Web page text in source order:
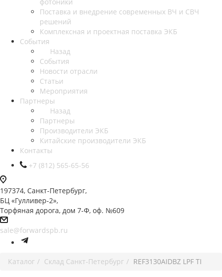
Поставка и внедрение современных ВЧ и СВЧ
решений
Комплексная и проектная поставка ЭКБ
События
Назад
События
Новости отрасли
Статьи
Мероприятия
Партнеры
Назад
Партнеры
Производители ЭКБ
Китайские производители ЭКБ
Контакты
+7 (812) 565-65-56
197374, Санкт-Петербург,
БЦ «Гулливер-2»,
Торфяная дорога, дом 7-Ф, оф. №609
sale@forwardspb.ru
Каталог Cклад Санкт-Петербург REF3130AIDBZ LPF TI